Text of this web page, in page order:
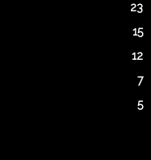
23
15
12
7
5